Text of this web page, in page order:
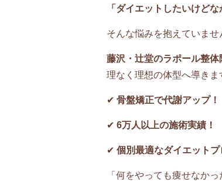
「ダイエットしたいけど
そんな悩みを抱えていませ
藤沢・辻堂のラポール整体
理なく理想の体型へ導きま
✔ 骨盤矯正で代謝アップ！
✔ 6万人以上の施術実績！
✔ 個別最適なダイエットプ
「何をやっても痩せなか